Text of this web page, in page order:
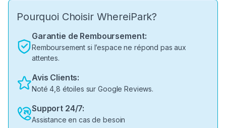
Pourquoi Choisir WhereiPark?
Garantie de Remboursement:
Remboursement si l’espace ne répond pas aux
attentes.
Avis Clients:
Noté 4,8 étoiles sur Google Reviews.
Support 24/7:
Assistance en cas de besoin